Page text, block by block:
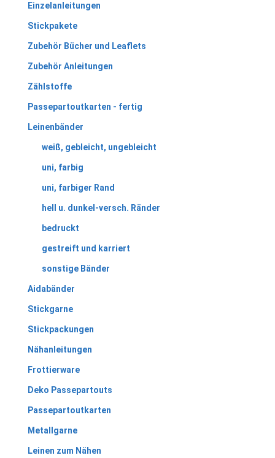
Einzelanleitungen
Stickpakete
Zubehör Bücher und Leaflets
Zubehör Anleitungen
Zählstoffe
Passepartoutkarten - fertig
Leinenbänder
weiß, gebleicht, ungebleicht
uni, farbig
uni, farbiger Rand
hell u. dunkel-versch. Ränder
bedruckt
gestreift und karriert
sonstige Bänder
Aidabänder
Stickgarne
Stickpackungen
Nähanleitungen
Frottierware
Deko Passepartouts
Passepartoutkarten
Metallgarne
Leinen zum Nähen